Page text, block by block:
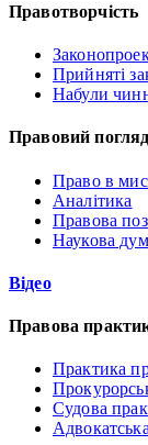
Правотворчість
Прийняті
Набули
Правовий погляд
Право в
Аналітика
Правова
Наукова
Відео
Правова
Практика
Судова